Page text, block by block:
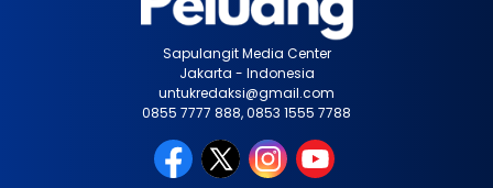
Sapulangit Media Center
Jakarta - Indonesia
untukredaksi@gmail.com
0855 7777 888, 0853 1555 7788